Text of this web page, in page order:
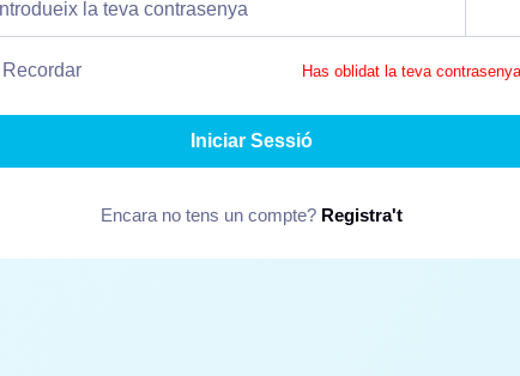
Recordar Has oblidat la teva
Iniciar Sessió
Encara no tens un compte? Registra't